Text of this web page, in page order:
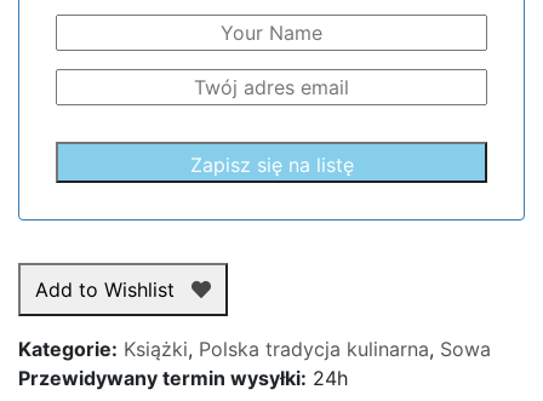
Add to Wishlist
Kategorie: Książki, Polska tradycja kulinarna, Sowa
Przewidywany termin wysyłki: 24h